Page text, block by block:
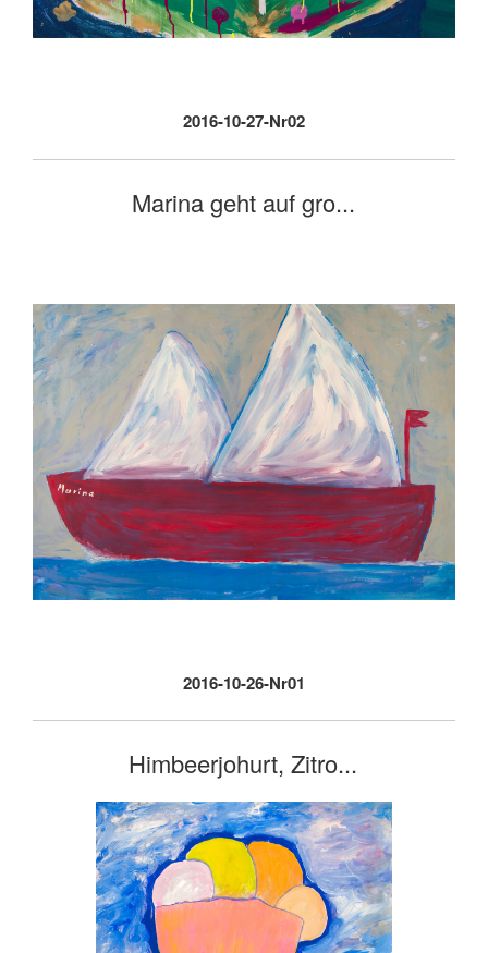
2016-10-27-Nr02
Marina geht auf gro...
2016-10-26-Nr01
Himbeerjohurt, Zitro...